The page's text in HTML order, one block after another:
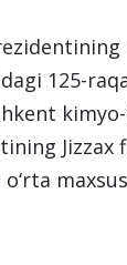
125-
Jizzax